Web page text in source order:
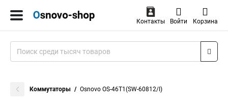
Контакты Войти Корзина
Коммутаторы Osnovo OS-46T1(SW-60812/I)